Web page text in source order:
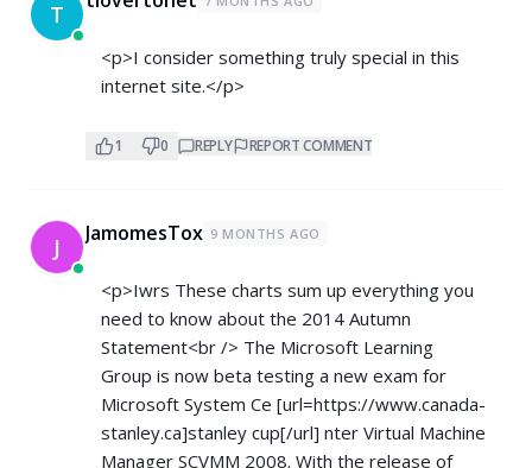
T
<p>I consider something truly special in this
internet site.</p>
1 0 REPLY REPORT COMMENT
J JamomesTox 9 MONTHS AGO
<p>Iwrs These charts sum up everything you
need to know about the 2014 Autumn
Statement<br /> The Microsoft Learning
Group is now beta testing a new exam for
Microsoft System Ce [url=https://www.canada-
stanley.ca]stanley cup[/url] nter Virtual Machine
Manager SCVMM 2008. With the release of